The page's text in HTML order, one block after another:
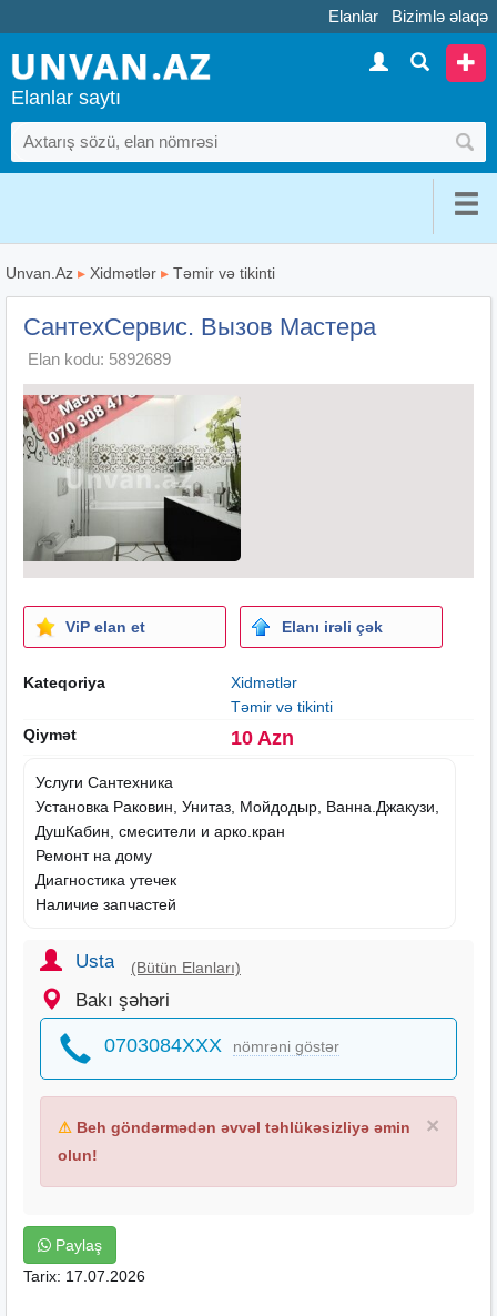
Elanlar Bizimlə əlaqə
Elanlar saytı
Unvan.Az ▸ Xidmətlər ▸ Təmir və tikinti
СантехСервис. Вызов Мастера
Elan kodu: 5892689
ViP elan et Elanı irəli çək
Kateqoriya
Xidmətlər
Təmir və tikinti
Qiymət
10 Azn
Услуги Сантехника
Установка Раковин, Унитаз, Мойдодыр, Ванна.Джакузи,
ДушКабин, смесители и арко.кран
Ремонт на дому
Диагностика утечек
Наличие запчастей
Usta (Bütün Elanları)
Bakı şəhəri
0703084XXX nömrəni göstər
×
⚠ Beh göndərmədən əvvəl təhlükəsizliyə əmin
olun!
Paylaş
Tarix: 17.07.2026